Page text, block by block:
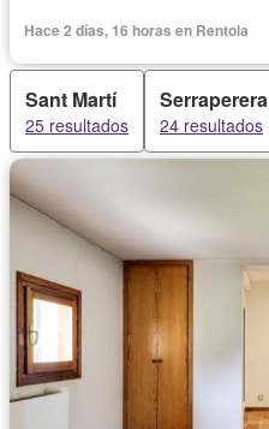
Hace 2 días, 16 horas en Rentola
Sant Martí
25 resultados
Serraperera
24 resultados